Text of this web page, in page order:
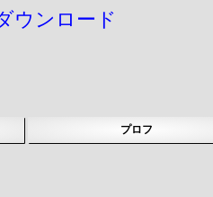
ウンロード
プロフ